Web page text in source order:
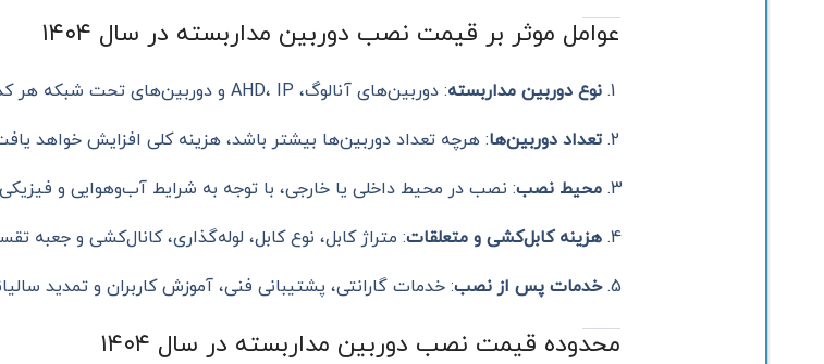
عوامل موثر بر قیمت نصب دوربین مداربسته در سال ۱۴۰۴
نوع دوربین مداربسته: دوربین‌های آنالوگ، AHD، IP و دوربین‌های تحت شبکه هر کدام قیمت متفاوتی دارند.
تعداد دوربین‌ها: هرچه تعداد دوربین‌ها بیشتر باشد، هزینه کلی افزایش خواهد
محیط نصب: نصب در محیط داخلی یا خارجی، با توجه به شرایط آب‌وهوایی و
هزینه کابل‌کشی و متعلقات: متراژ کابل، نوع کابل، لوله‌گذاری، کانال‌کشی و جعبه
خدمات پس از نصب: خدمات گارانتی، پشتیبانی فنی، آموزش کاربران و تمدید
محدوده قیمت نصب دوربین مداربسته در سال ۱۴۰۴